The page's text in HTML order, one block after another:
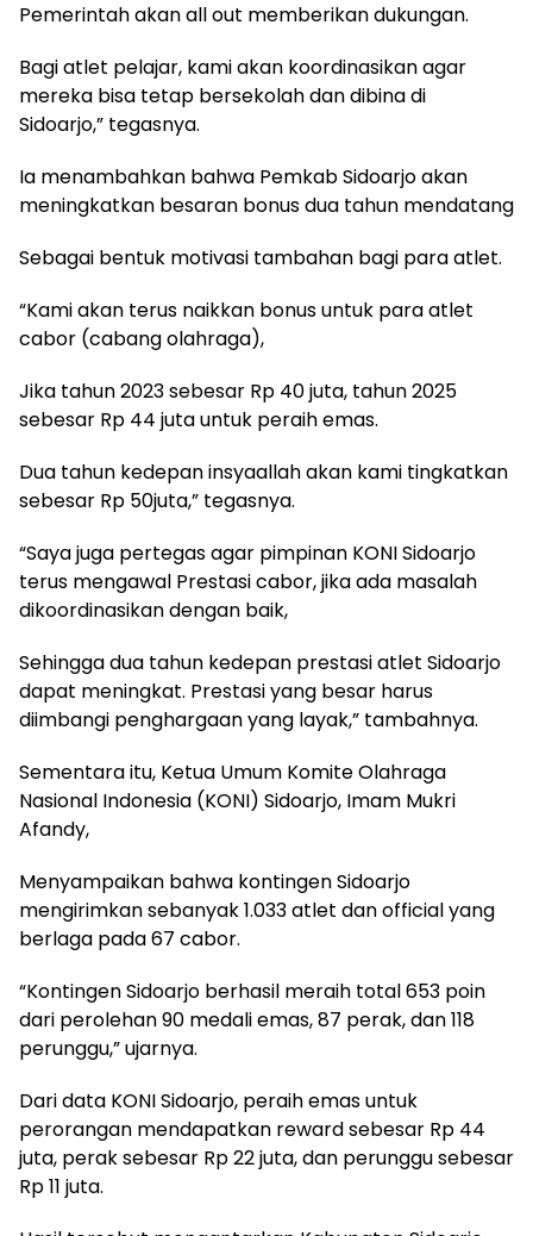
Pemerintah akan all out memberikan dukungan.
Bagi atlet pelajar, kami akan koordinasikan agar
mereka bisa tetap bersekolah dan dibina di
Sidoarjo,” tegasnya.
Ia menambahkan bahwa Pemkab Sidoarjo akan
meningkatkan besaran bonus dua tahun mendatang
Sebagai bentuk motivasi tambahan bagi para atlet.
“Kami akan terus naikkan bonus untuk para atlet
cabor (cabang olahraga),
Jika tahun 2023 sebesar Rp 40 juta, tahun 2025
sebesar Rp 44 juta untuk peraih emas.
Dua tahun kedepan insyaallah akan kami tingkatkan
sebesar Rp 50juta,” tegasnya.
“Saya juga pertegas agar pimpinan KONI Sidoarjo
terus mengawal Prestasi cabor, jika ada masalah
dikoordinasikan dengan baik,
Sehingga dua tahun kedepan prestasi atlet Sidoarjo
dapat meningkat. Prestasi yang besar harus
diimbangi penghargaan yang layak,” tambahnya.
Sementara itu, Ketua Umum Komite Olahraga
Nasional Indonesia (KONI) Sidoarjo, Imam Mukri
Afandy,
Menyampaikan bahwa kontingen Sidoarjo
mengirimkan sebanyak 1.033 atlet dan official yang
berlaga pada 67 cabor.
“Kontingen Sidoarjo berhasil meraih total 653 poin
dari perolehan 90 medali emas, 87 perak, dan 118
perunggu,” ujarnya.
Dari data KONI Sidoarjo, peraih emas untuk
perorangan mendapatkan reward sebesar Rp 44
juta, perak sebesar Rp 22 juta, dan perunggu sebesar
Rp 11 juta.